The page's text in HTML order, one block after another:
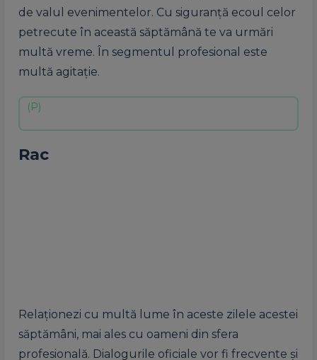
de valul evenimentelor. Cu siguranță ecoul celor
petrecute în această săptămână te va urmări
multă vreme. În segmentul profesional este
multă agitație.
Rac
Relaționezi cu multă lume în aceste zilele acestei
săptămâni, mai ales cu oameni din sfera
profesională. Dialogurile oficiale vor fi frecvente și